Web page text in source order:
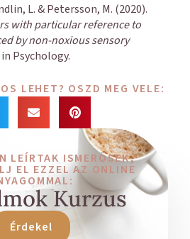
L. & Petersson, M. (2020).
with particular reference to
by non-noxious sensory
Psychology.
LEHET? OSZD MEG VELE:
LEÍRTAK ISMERŐSEK,
EL EZZEL AZ ONLINE
Kurzus
Érdekel